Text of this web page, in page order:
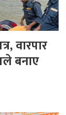
वारपार
बनाए